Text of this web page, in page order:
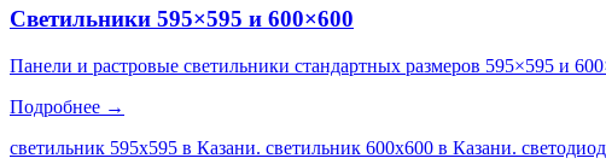
Светильники 595×595 и 600×600
Панели и растровые светильники стандартных размеров 595×595 и
Подробнее →
светильник 595х595 в Казани. светильник 600х600 в Казани.